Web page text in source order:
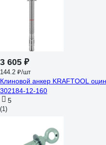
3 605 ₽
144.2 ₽/шт
Клиновой анкер KRAFTOOL
302184-12-160
5
(1)